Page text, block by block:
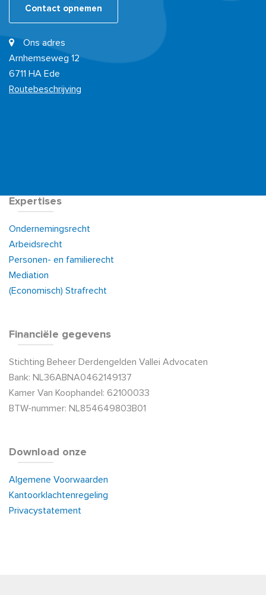
Contact opnemen
Ons adres
Arnhemseweg 12
6711 HA Ede
Routebeschrijving
Expertises
Ondernemingsrecht
Arbeidsrecht
Personen- en familierecht
Mediation
(Economisch) Strafrecht
Financiële gegevens
Stichting Beheer Derdengelden Vallei Advocaten
Bank: NL36ABNA0462149137
Kamer Van Koophandel: 62100033
BTW-nummer: NL854649803B01
Download onze
Algemene Voorwaarden
Kantoorklachtenregeling
Privacystatement